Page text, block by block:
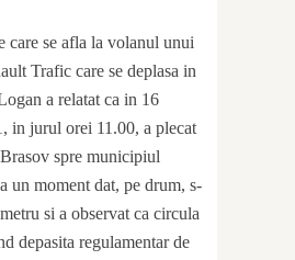
care se afla la volanul unui
Trafic care se deplasa in
a relatat ca in 16
in jurul orei 11.00, a plecat
spre municipiul
un moment dat, pe drum, s-
si a observat ca circula
depasita regulamentar de